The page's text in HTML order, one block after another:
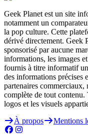
Geek Planet est un site
notamment un
la pop culture. Cette
dérivé directement. Geek
sponsorisé par aucune
informations, les images
fournis à titre informatif
des informations précises
partenaires
complète de tout contenu.
logos et les visuels
À propos
Mentions